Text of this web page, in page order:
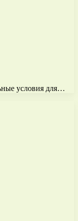
условия для…